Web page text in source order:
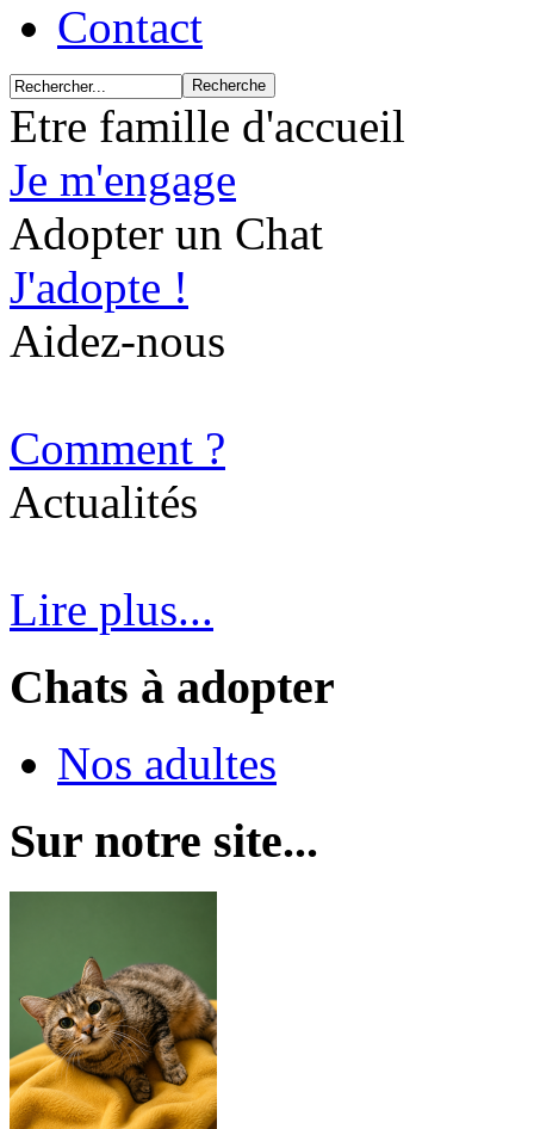
Contact
Etre famille d'accueil
Je m'engage
Adopter un Chat
J'adopte !
Aidez-nous
Comment ?
Actualités
Lire plus...
Chats à adopter
Nos adultes
Sur notre site...